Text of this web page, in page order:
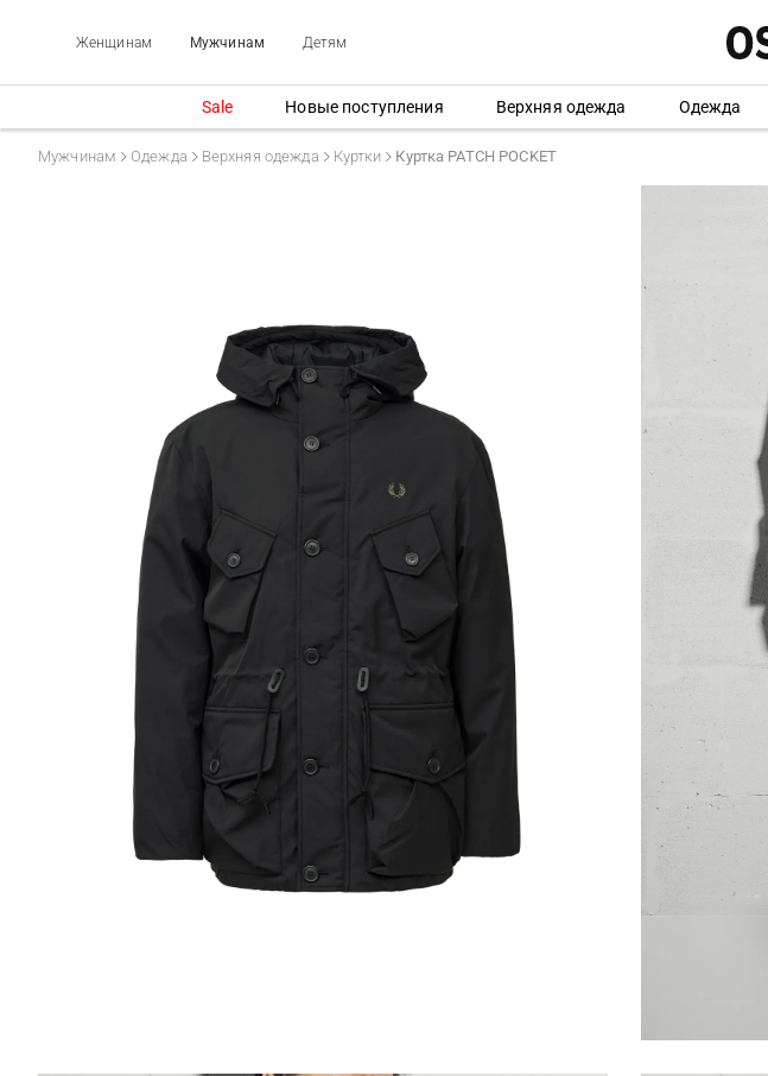
Женщинам Мужчинам Детям
Sale Новые поступления Верхняя одежда Одежда
Мужчинам Одежда Верхняя одежда Куртки Куртка PATCH POCKET